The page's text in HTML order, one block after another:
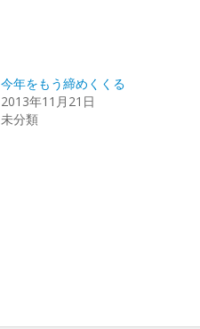
今年をもう締めくくる
2013年11月21日
未分類